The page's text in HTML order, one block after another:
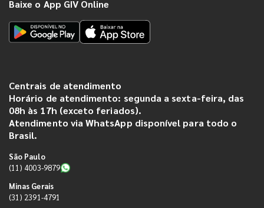
Baixe o App GIV Online
Centrais de atendimento
Horário de atendimento: segunda a sexta-feira, das
08h às 17h (exceto feriados).
Atendimento via WhatsApp disponível para todo o
Brasil.
São Paulo
(11) 4003-9879
Minas Gerais
(31) 2391-4791